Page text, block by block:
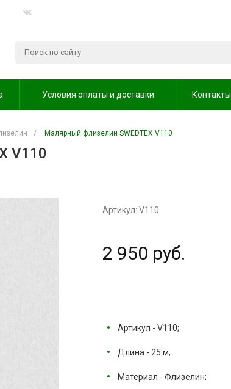
Условия оплаты и доставки Контакты
/ Малярный флизелин SWEDTEX V110
V110
Артикул: V110
2 950 руб.
Артикул - V110;
Длина - 25 м;
Материал - Флизелин;